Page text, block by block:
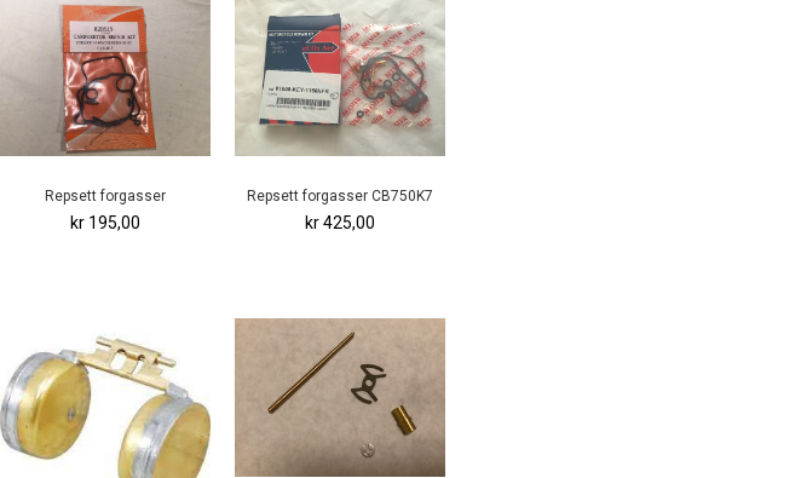
Repsett forgasser
kr 195,00
Repsett forgasser CB750K7
kr 425,00